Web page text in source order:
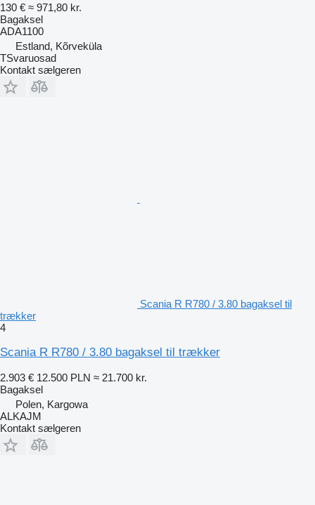
130 € ≈ 971,80 kr.
Bagaksel
ADA1100
Estland, Kõrveküla
TSvaruosad
Kontakt sælgeren
Scania R R780 / 3.80 bagaksel til
trækker
4
Scania R R780 / 3.80 bagaksel til trækker
2.903 € 12.500 PLN ≈ 21.700 kr.
Bagaksel
Polen, Kargowa
ALKAJM
Kontakt sælgeren